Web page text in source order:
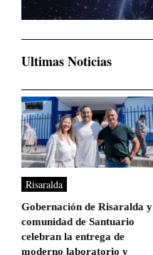
Ultimas Noticias
Risaralda
Gobernación de Risaralda y
comunidad de Santuario
celebran la entrega de
moderno laboratorio y